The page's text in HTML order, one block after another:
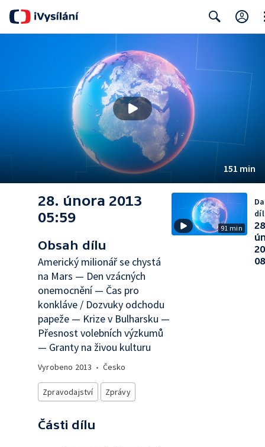
151 min
28. února 2013
05:59
Obsah dílu
Americký milionář se chystá
na Mars — Den vzácných
onemocnění — Čas pro
konkláve / Dozvuky odchodu
papeže — Krize v Bulharsku —
Přesnost volebních výzkumů
— Granty na živou kulturu
Vyrobeno 2013 • Česko
Zpravodajství Zprávy
Části dílu
91 min
díl